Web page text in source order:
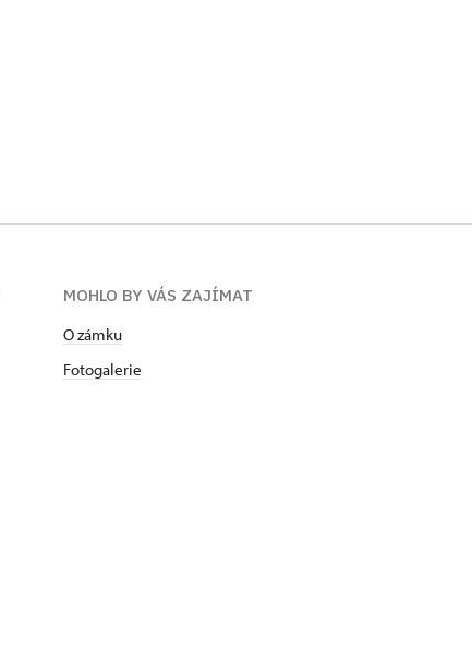
MOHLO BY VÁS ZAJÍMAT
O zámku
Fotogalerie